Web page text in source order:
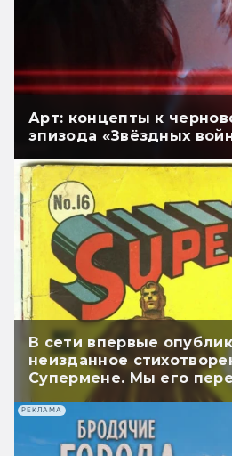
Арт: концепты к
эпизода «Звёздных
В сети впервые
неизданное
Супермене. Мы его
РЕКЛАМА